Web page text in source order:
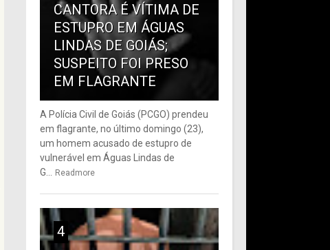
CANTORA É VÍTIMA DE
ESTUPRO EM ÁGUAS
LINDAS DE GOIÁS;
SUSPEITO FOI PRESO
EM FLAGRANTE
A Polícia Civil de Goiás (PCGO) prendeu
em flagrante, no último domingo (23),
um homem acusado de estupro de
vulnerável em Águas Lindas de
G...
Readmore
4